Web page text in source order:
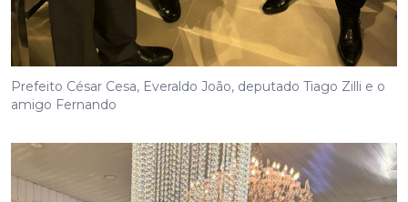
Prefeito César Cesa, Everaldo João, deputado Tiago Zilli e o
amigo Fernando